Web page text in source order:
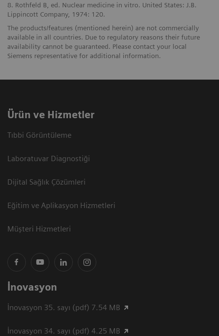
8. Rothfeld B, ed. Nuclear medicine in vitro. United States: J.B.
Lippincott Company, 1974: 120.
The products/features (mentioned herein) are not commercially
available in all countries. Due to regulatory reasons their future
availability cannot be guaranteed. Please contact your local
Siemens representative for additional information.
Ürün ve Hizmetler
Tıbbi Görüntüleme
Laboratuvar Diagnostiği
Dijital Sağlık Çözümleri
Eğitim ve Aplikasyon Hizmetleri
Müşteri Hizmetleri
İnovasyon
İnovasyon 35. sayı (pdf) 7.54 MB
İnovasyon 34. sayı (pdf) 4.25 MB